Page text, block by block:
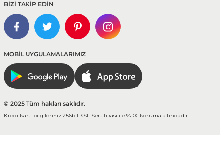
BİZİ TAKİP EDİN
MOBİL UYGULAMALARIMIZ
© 2025 Tüm hakları saklıdır.
Kredi kartı bilgileriniz 256bit SSL Sertifikası ile %100 koruma altındadır.